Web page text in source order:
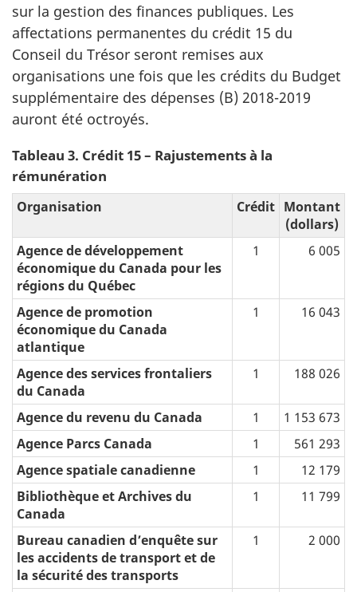
sur la gestion des finances publiques. Les
affectations permanentes du crédit 15 du
Conseil du Trésor seront remises aux
organisations une fois que les crédits du Budget
supplémentaire des dépenses (B) 2018-2019
auront été octroyés.
Tableau 3. Crédit 15 – Rajustements à la
rémunération
Organisation Crédit Montant
(dollars)
Agence de développement
économique du Canada pour les
régions du Québec
1 6 005
Agence de promotion
économique du Canada
atlantique
1 16 043
Agence des services frontaliers
du Canada
1 188 026
Agence du revenu du Canada 1
1 153 673
Agence Parcs Canada
1
561 293
Agence spatiale canadienne
1
12 179
Bibliothèque et Archives du
Canada
1 11 799
Bureau canadien d’enquête sur
les accidents de transport et de
la sécurité des transports
1 2 000